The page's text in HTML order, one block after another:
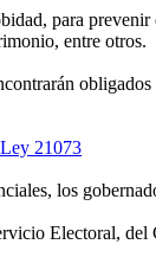
para
entre otros.
Ley 21073
los
Electoral,